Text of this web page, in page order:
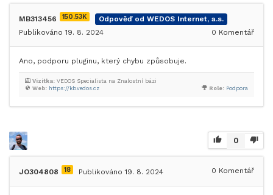
MB313456 150.53K
Odpověď od WEDOS Internet, a.s.
Publikováno 19. 8. 2024
0 Komentář
Ano, podporu pluginu, který chybu způsobuje.
Role: Podpora
Web: https://kb.vedos.cz
Vizitka: VEDOS Specialista na Znalostní bázi
0
JO304808 18 Publikováno 19. 8. 2024 0 Komentář